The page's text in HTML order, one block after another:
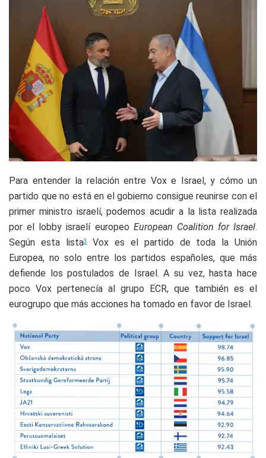
Para entender la relación entre Vox e Israel, y cómo un
partido que no está en el gobierno consigue reunirse con el
primer ministro israelí, podemos acudir a la lista realizada
por el lobby israelí europeo European Coalition for Israel.
Según esta lista3Vox es el partido de toda la Unión
Europea, no solo entre los partidos españoles, que más
defiende los postulados de Israel. A su vez, hasta hace
poco Vox pertenecía al grupo ECR, que también es el
eurogrupo que más acciones ha tomado en favor de Israel.